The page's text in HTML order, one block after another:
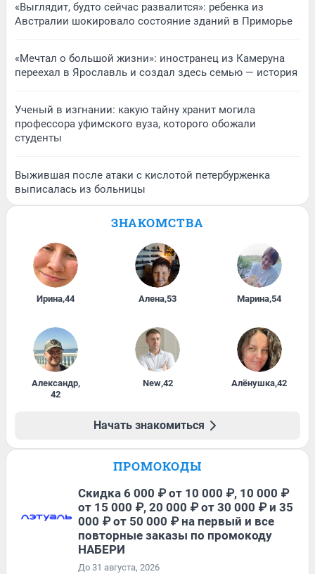
«Выглядит, будто сейчас развалится»: ребенка из
Австралии шокировало состояние зданий в Приморье
«Мечтал о большой жизни»: иностранец из Камеруна
переехал в Ярославль и создал здесь семью — история
Ученый в изгнании: какую тайну хранит могила
профессора уфимского вуза, которого обожали
студенты
Выжившая после атаки с кислотой петербурженка
выписалась из больницы
ЗНАКОМСТВА
Ирина,44 Алена,53 Марина,54
Александр,
42
New,42 Алёнушка,42
Начать знакомиться
ПРОМОКОДЫ
Скидка 6 000 ₽ от 10 000 ₽, 10 000 ₽
от 15 000 ₽, 20 000 ₽ от 30 000 ₽ и 35
000 ₽ от 50 000 ₽ на первый и все
повторные заказы по промокоду
НАБЕРИ
До 31 августа, 2026